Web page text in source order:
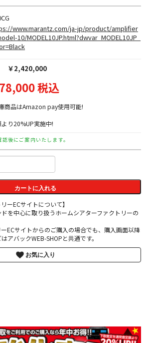
www.marantz.com/ja-jp/product/amplifier
10/MODEL10JP.html?dwvar_MODEL10JP_
￥2,420,000
税込
商品はAmazon pay使用可能!
り20%UP実施中!
後にご案内いたします。
カートに入れる
ーECサイトについて】
を中心に取り扱うホームシアターファクトリーの
ECサイトからのご購入の場合でも、購入画面以降
アバックWEB-SHOPと共通です。
お気に入り